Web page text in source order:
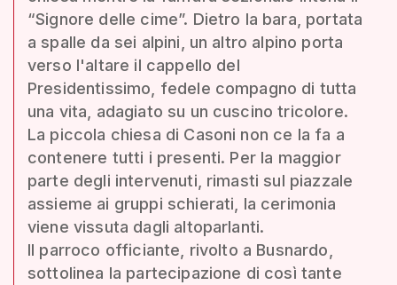
“Signore delle cime”. Dietro la bara, portata
a spalle da sei alpini, un altro alpino porta
verso l'altare il cappello del
Presidentissimo, fedele compagno di tutta
una vita, adagiato su un cuscino tricolore.
La piccola chiesa di Casoni non ce la fa a
contenere tutti i presenti. Per la maggior
parte degli intervenuti, rimasti sul piazzale
assieme ai gruppi schierati, la cerimonia
viene vissuta dagli altoparlanti.
Il parroco officiante, rivolto a Busnardo,
sottolinea la partecipazione di così tante